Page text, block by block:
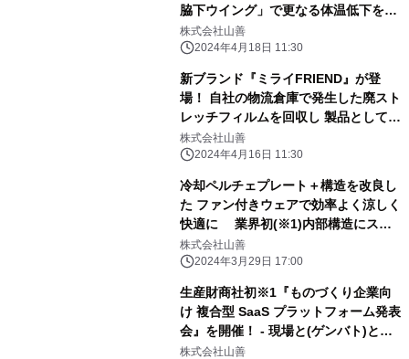
脇下ウイング」で更なる体温低下を実
現 水冷服「DIRECT COOL
PREMIUM」 2024年4月19日より順
次販売
株式会社山善
2024年4月18日 11:30
新ブランド『ミライFRIEND』が登
場！ 自社の物流倉庫で発生した廃スト
レッチフィルムを回収し 製品として再
利用する 「再生ストレッチフィルム」
(2024年5月上旬)と、 パルプ原料を使
用した「生分解梱包テープ」 (2024年
5月中旬)を順次発売！
株式会社山善
2024年4月16日 11:30
冷却ペルチェプレート＋構造を改良し
た ファン付きウェアで効率よく涼しく
快適に 業界初(※1)内部構造にスト
レッチ性の生地を採用し、 冷却面の密
着・排熱もできる 「ペルチェ搭載ファ
ン付きウェア KF2SV2＋P」を新発売
株式会社山善
2024年3月29日 17:00
生産財商社初※1『ものづくり企業向
け 複合型 SaaS プラットフォーム発表
会』を開催！ - 現場と(ゲンバト)とも
に、-「ゲンバト」サービス開始 ～
株式会社山善